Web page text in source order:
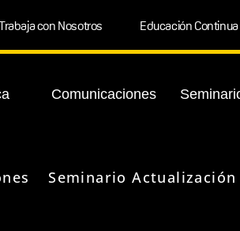
con Nosotros Educación Continua
Comunicaciones
Seminario Actualización